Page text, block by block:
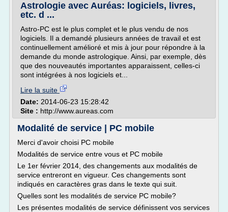
Astrologie avec Auréas: logiciels, livres,
etc. d ...
Astro-PC est le plus complet et le plus vendu de nos
logiciels. Il a demandé plusieurs années de travail et est
continuellement amélioré et mis à jour pour répondre à la
demande du monde astrologique. Ainsi, par exemple, dès
que des nouveautés importantes apparaissent, celles-ci
sont intégrées à nos logiciels et...
Lire la suite
Date: 2014-06-23 15:28:42
Site : http://www.aureas.com
Modalité de service | PC mobile
Merci d'avoir choisi PC mobile
Modalités de service entre vous et PC mobile
Le 1er février 2014, des changements aux modalités de
service entreront en vigueur. Ces changements sont
indiqués en caractères gras dans le texte qui suit.
Quelles sont les modalités de service PC mobile?
Les présentes modalités de service définissent vos services